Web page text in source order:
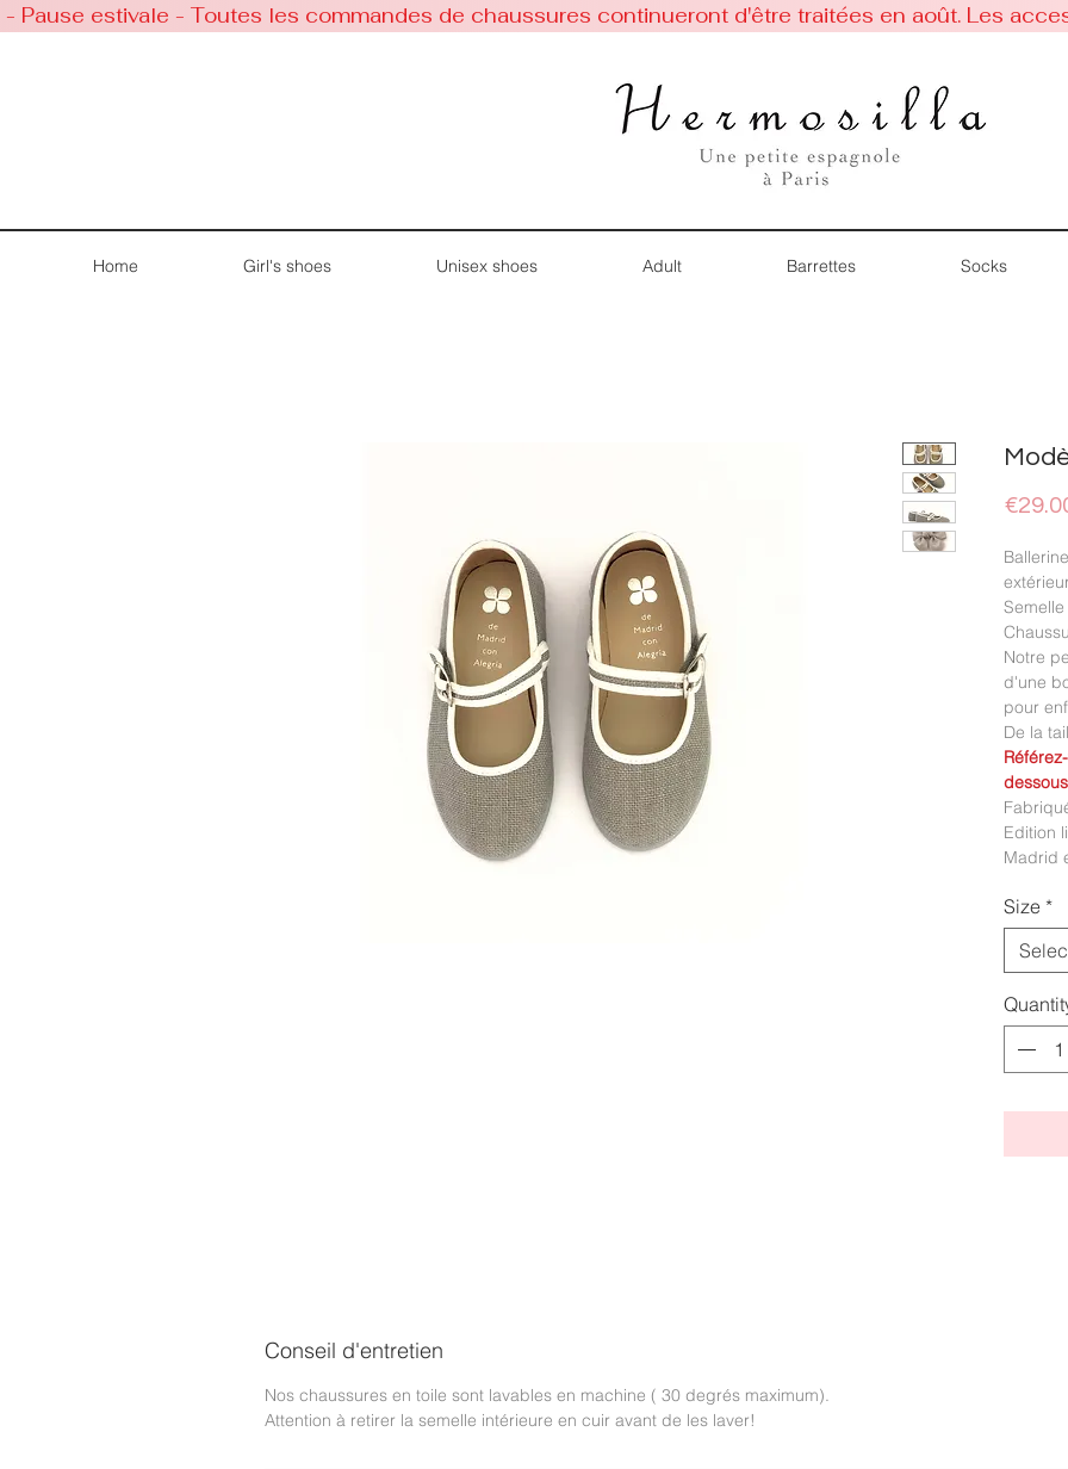
- Pause estivale - Toutes les commandes de chaussures continueront d'être traitées en août. Les
Home Girl's shoes Unisex shoes Adult Barrettes Socks
Notre
d'une
pour
De la
Edition
Madrid
Size *
Conseil d'entretien
Nos chaussures en toile sont lavables en machine ( 30 degrés maximum).
Attention à retirer la semelle intérieure en cuir avant de les laver!